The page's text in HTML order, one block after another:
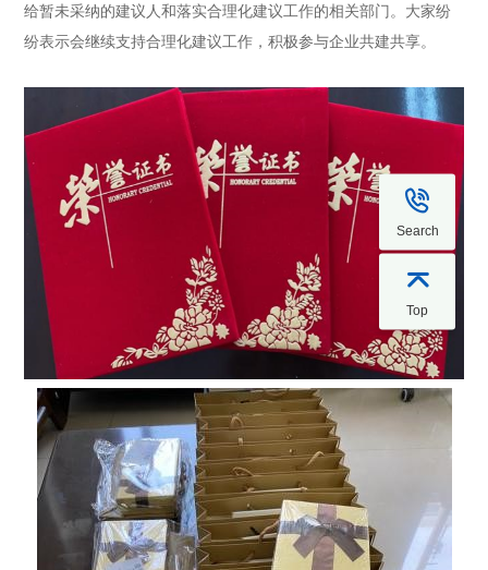
给暂未采纳的建议人和落实合理化建议工作的相关部门。大家纷
纷表示会继续支持合理化建议工作，积极参与企业共建共享。

Search

Top